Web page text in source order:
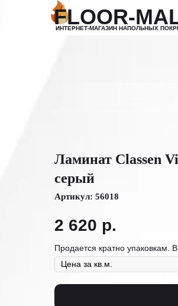
FLOOR-
ИНТЕРНЕТ-МАГАЗИН НАПОЛЬНЫХ
Ламинат Classen
серый
Артикул: 56018
2 620 р.
Продается кратно упаковкам.